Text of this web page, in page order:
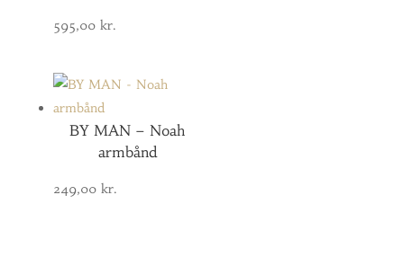
595,00 kr.
BY MAN – Noah
armbånd
249,00 kr.